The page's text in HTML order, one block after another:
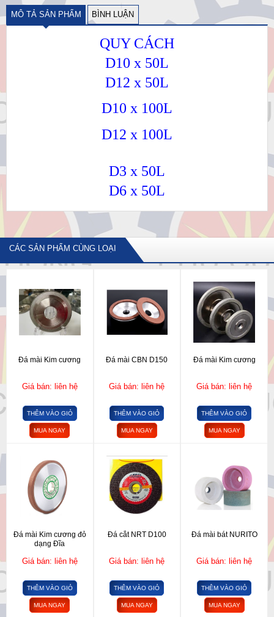
MÔ TẢ SẢN PHẨM BÌNH LUẬN
QUY CÁCH
D10 x 50L
D12 x 50L
D10 x 100L
D12 x 100L
D3 x 50L
D6 x 50L
CÁC SẢN PHẨM CÙNG LOẠI
Đá mài Kim cương
Giá bán: liên hệ
THÊM VÀO GIỎ
MUA NGAY
Đá mài CBN D150
Giá bán: liên hệ
THÊM VÀO GIỎ
MUA NGAY
Đá mài Kim cương
Giá bán: liên hệ
THÊM VÀO GIỎ
MUA NGAY
Đá mài Kim cương đỏ
dạng Đĩa
Giá bán: liên hệ
THÊM VÀO GIỎ
MUA NGAY
Đá cắt NRT D100
Giá bán: liên hệ
THÊM VÀO GIỎ
MUA NGAY
Đá mài bát NURITO
Giá bán: liên hệ
THÊM VÀO GIỎ
MUA NGAY